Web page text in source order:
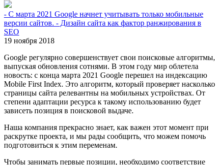
- С марта 2021 Google начнет учитывать только мобильные
версии сайтов. - Дизайн сайта как фактор ранжирования в
SEO
19 ноября 2018
Google регулярно совершенствует свои поисковые алгоритмы,
выпуская обновления сотнями. В этом году мир облетела
новость: с конца марта 2021 Google перешел на индексацию
Mobile First Index. Это алгоритм, который проверяет насколько
страницы сайта релевантны на мобильных устройствах. От
степени адаптации ресурса к такому использованию будет
зависеть позиция в поисковой выдаче.
Наша компания прекрасно знает, как важен этот момент при
раскрутке проекта, и мы рады сообщить, что можем помочь
подготовиться к этим переменам.
Чтобы занимать первые позиции, необходимо соответствие